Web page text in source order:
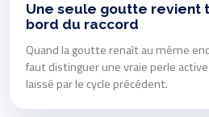
Une seule goutte revient
bord du raccord
Quand la goutte renaît au même
faut distinguer une vraie perle
laissé par le cycle précédent.